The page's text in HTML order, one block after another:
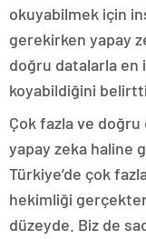
okuyabilmek için
gerekirken yapay
doğru datalarla en
koyabildiğini belirtti.
Çok fazla ve
yapay zeka haline
Türkiye’de çok
hekimliği
düzeyde. Biz de